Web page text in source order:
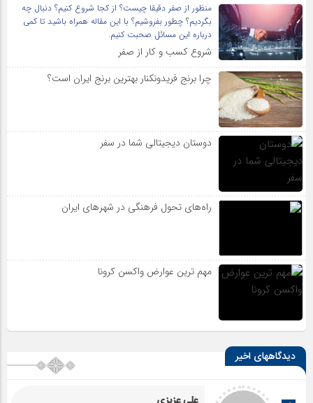
منظور از صفر دقیقا چیست؟ از کجا شروع کنیم؟ دنبال چه
بگردیم؟ چطور بفروشیم؟ با این مقاله همراه باشید تا کمی
درباره این مسائل صحبت کنیم.
شروع کسب و کار از صفر
چرا برنج فریدونکنار بهترین برنج ایران است؟
دوستان دیجیتالی شما در سفر
راه‌های تحول فرهنگی در شهرهای ایران
مهم ترین عوارض واکسن کرونا
دیدگاههای اخیر